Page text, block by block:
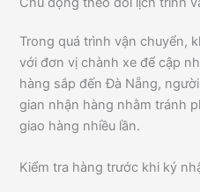
Trong quá trình vận chuyển,
với đơn vị chành xe để cập
hàng sắp đến Đà Nẵng,
gian nhận hàng nhằm tránh
giao hàng nhiều lần.
Kiểm tra hàng trước khi ký